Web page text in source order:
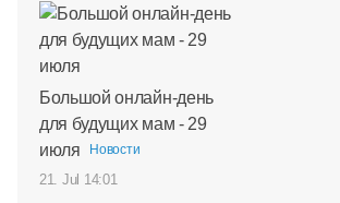
Большой онлайн-день
для будущих мам - 29
июля
Новости
21. Jul 14:01